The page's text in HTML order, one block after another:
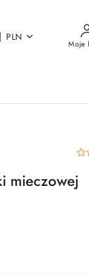
| PLN
Moje
mieczowej